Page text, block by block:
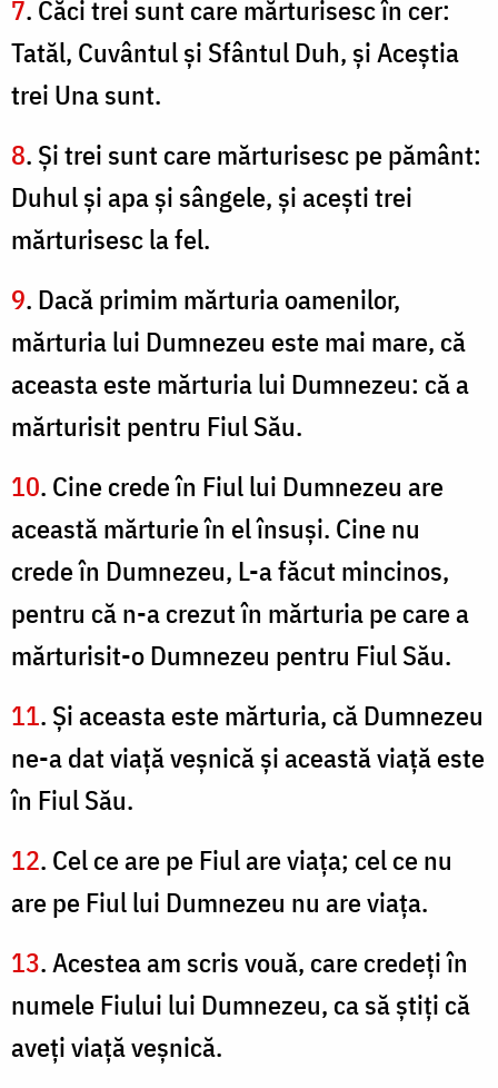
7. Căci trei sunt care mărturisesc în cer:
Tatăl, Cuvântul şi Sfântul Duh, şi Aceştia
trei Una sunt.
8. Şi trei sunt care mărturisesc pe pământ:
Duhul şi apa şi sângele, şi aceşti trei
mărturisesc la fel.
9. Dacă primim mărturia oamenilor,
mărturia lui Dumnezeu este mai mare, că
aceasta este mărturia lui Dumnezeu: că a
mărturisit pentru Fiul Său.
10. Cine crede în Fiul lui Dumnezeu are
această mărturie în el însuşi. Cine nu
crede în Dumnezeu, L-a făcut mincinos,
pentru că n-a crezut în mărturia pe care a
mărturisit-o Dumnezeu pentru Fiul Său.
11. Şi aceasta este mărturia, că Dumnezeu
ne-a dat viaţă veşnică şi această viaţă este
în Fiul Său.
12. Cel ce are pe Fiul are viaţa; cel ce nu
are pe Fiul lui Dumnezeu nu are viaţa.
13. Acestea am scris vouă, care credeţi în
numele Fiului lui Dumnezeu, ca să ştiţi că
aveţi viaţă veşnică.